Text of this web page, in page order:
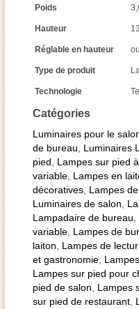
Catégories
Luminaires pour le
de bureau
Luminaires
pied
Lampes sur pied
variable Lampes en
décoratives Lampes
Luminaires de salon
Lampadaire de bureau
variable Lampes de
laiton
Lampes de
et gastronomie
Lampes sur pied pour
pied de salon
Lampes
sur pied de restaurant
Poids
Hauteur
Réglable en hauteur
Type de produit
Technologie